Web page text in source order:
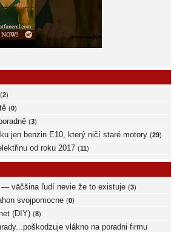
(2)
(0)
(3)
jen benzin E10, který ničí staré motory (29)
od roku 2017 (11)
— väčšina ľudí nevie že to existuje (3)
svojpomocne (0)
(DIY) (8)
vlákno na poradni firmu